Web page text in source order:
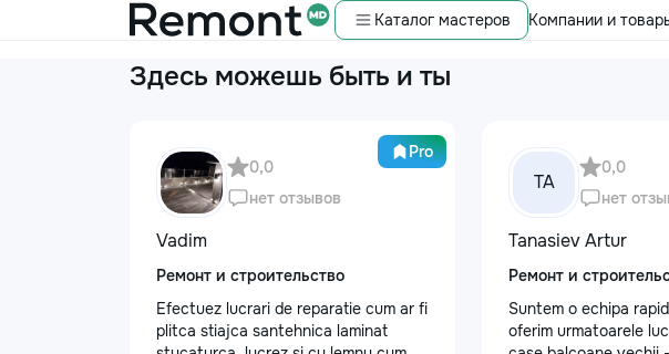
Каталог мастеров Компании и
Здесь можешь быть и ты
Pro
0,0
нет отзывов
Vadim
Ремонт и строительство
Efectuez lucrari de reparatie cum ar fi
plitca stiajca santehnica laminat
TA
0,0
нет
Tanasiev Artur
Ремонт и
Suntem o echipa
oferim urmatoarele